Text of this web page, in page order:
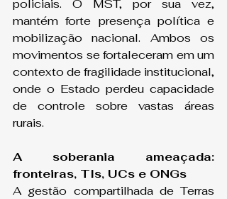
policiais. O MST, por sua vez,
mantém forte presença política e
mobilização nacional. Ambos os
movimentos se fortaleceram em um
contexto de fragilidade institucional,
onde o Estado perdeu capacidade
de controle sobre vastas áreas
rurais.
A soberania ameaçada:
fronteiras, TIs, UCs e ONGs
A gestão compartilhada de Terras